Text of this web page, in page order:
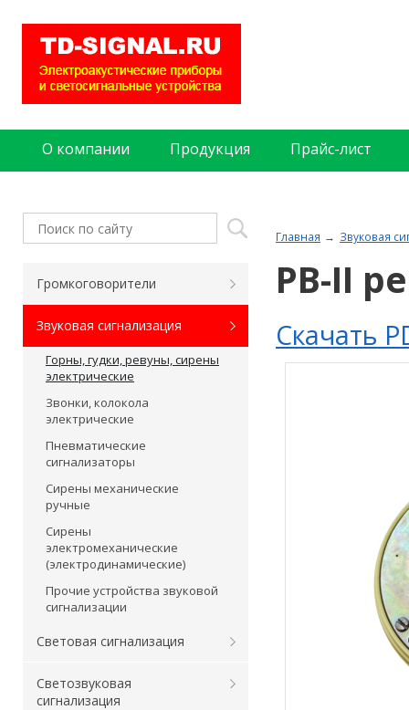
О компании Продукция Прайс-лист
Главная Звуковая
РВ-II
Скачать
Громкоговорители
Звуковая сигнализация
Горны, гудки, ревуны, сирены
электрические
Звонки, колокола
электрические
Пневматические
сигнализаторы
Сирены механические
ручные
Сирены
электромеханические
(электродинамические)
Прочие устройства звуковой
сигнализации
Световая сигнализация
Светозвуковая
сигнализация